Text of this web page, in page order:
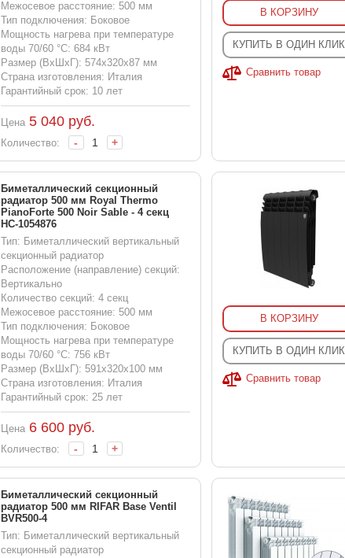
Межосевое расстояние: 500 мм
Тип подключения: Боковое
Мощность нагрева при температуре
воды 70/60 °С: 684 кВт
Размер (ВхШхГ): 574x320x87 мм
Страна изготовления: Италия
Гарантийный срок: 10 лет
Цена 5 040руб.
Количество: - +
В КОРЗИНУ
КУПИТЬ В ОДИН КЛИК
Сравнить товар
Биметаллический секционный
радиатор 500 мм Royal Thermo
PianoForte 500 Noir Sable - 4 секц
НС-1054876
Тип: Биметаллический вертикальный
секционный радиатор
Расположение (направление) секций:
Вертикально
Количество секций: 4 секц
Межосевое расстояние: 500 мм
Тип подключения: Боковое
Мощность нагрева при температуре
воды 70/60 °С: 756 кВт
Размер (ВхШхГ): 591x320x100 мм
Страна изготовления: Италия
Гарантийный срок: 25 лет
Цена 6 600руб.
Количество: - +
В КОРЗИНУ
КУПИТЬ В ОДИН КЛИК
Сравнить товар
Биметаллический секционный
радиатор 500 мм RIFAR Base Ventil
BVR500-4
Тип: Биметаллический вертикальный
секционный радиатор